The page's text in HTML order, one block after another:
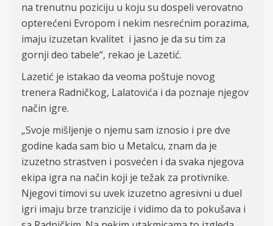
na trenutnu poziciju u koju su dospeli verovatno
opterećeni Evropom i nekim nesrećnim porazima,
imaju izuzetan kvalitet i jasno je da su tim za
gornji deo tabele“, rekao je Lazetić.
Lazetić je istakao da veoma poštuje novog
trenera Radničkog, Lalatovića i da poznaje njegov
način igre.
„Svoje mišljenje o njemu sam iznosio i pre dve
godine kada sam bio u Metalcu, znam da je
izuzetno strastven i posvećen i da svaka njegova
ekipa igra na način koji je težak za protivnike.
Njegovi timovi su uvek izuzetno agresivni u duel
igri imaju brze tranzicije i vidimo da to pokušava i